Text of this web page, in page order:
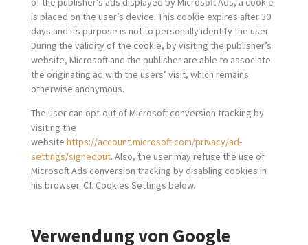
is placed on the user’s device. This cookie expires after 30
days and its purpose is not to personally identify the user.
During the validity of the cookie, by visiting the publisher’s
website, Microsoft and the publisher are able to associate
the originating ad with the users’ visit, which remains
otherwise anonymous.
The user can opt-out of Microsoft conversion tracking by
visiting the
website https://account.microsoft.com/privacy/ad-
settings/signedout. Also, the user may refuse the use of
Microsoft Ads conversion tracking by disabling cookies in
his browser. Cf. Cookies Settings below.
Verwendung von Google